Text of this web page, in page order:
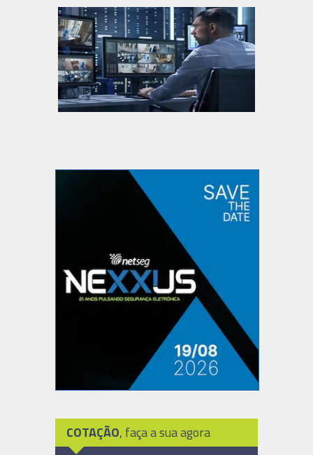
COTAÇÃO, faça a sua agora